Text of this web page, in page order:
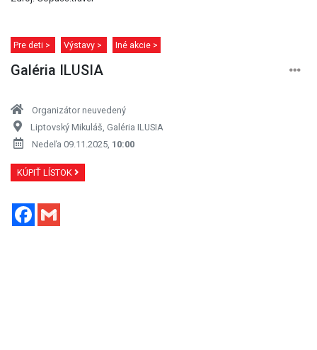
Pre deti > Výstavy > Iné akcie >
Galéria ILUSIA
Organizátor neuvedený
Liptovský Mikuláš, Galéria ILUSIA
Nedeľa 09.11.2025, 10:00
KÚPIŤ LÍSTOK
Facebook